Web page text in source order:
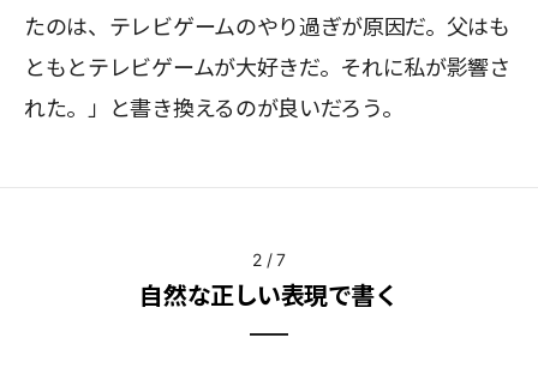
たのは、テレビゲームのやり過ぎが原因だ。父はも
ともとテレビゲームが大好きだ。それに私が影響さ
れた。」と書き換えるのが良いだろう。
2/7
自然な正しい表現で書く